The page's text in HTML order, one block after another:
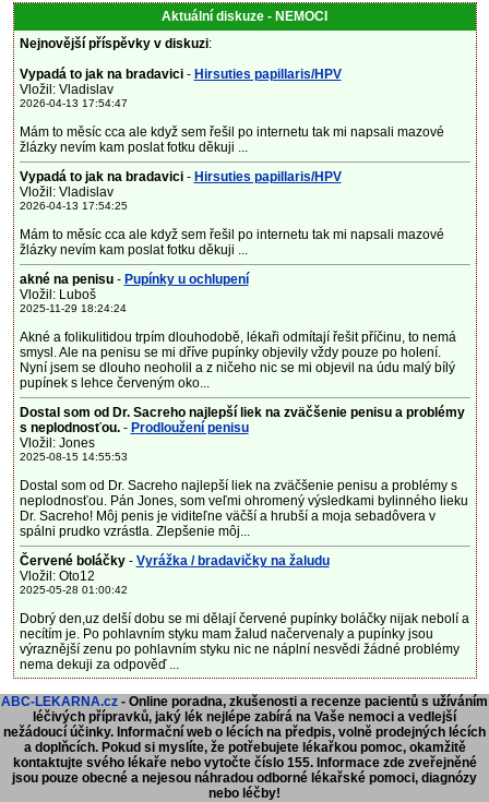
Aktuální diskuze - NEMOCI
Nejnovější příspěvky v diskuzi:
Vypadá to jak na bradavici - Hirsuties papillaris/HPV
Vložil: Vladislav
2026-04-13 17:54:47
Mám to měsíc cca ale když sem řešil po internetu tak mi napsali mazové
žlázky nevím kam poslat fotku děkuji ...
Vypadá to jak na bradavici - Hirsuties papillaris/HPV
Vložil: Vladislav
2026-04-13 17:54:25
Mám to měsíc cca ale když sem řešil po internetu tak mi napsali mazové
žlázky nevím kam poslat fotku děkuji ...
akné na penisu- Pupínky u ochlupení
Vložil: Luboš
2025-11-29 18:24:24
Akné a folikulitidou trpím dlouhodobě, lékaři odmítají řešit příčinu, to nemá
smysl. Ale na penisu se mi dříve pupínky objevily vždy pouze po holení.
Nyní jsem se dlouho neoholil a z ničeho nic se mi objevil na údu malý bílý
pupínek s lehce červeným oko...
Dostal som od Dr. Sacreho najlepší liek na zväčšenie penisu a problémy
s neplodnosťou.- Prodloužení penisu
Vložil: Jones
2025-08-15 14:55:53
Dostal som od Dr. Sacreho najlepší liek na zväčšenie penisu a problémy s
neplodnosťou. Pán Jones, som veľmi ohromený výsledkami bylinného lieku
Dr. Sacreho! Môj penis je viditeľne väčší a hrubší a moja sebadôvera v
spálni prudko vzrástla. Zlepšenie môj...
Červené boláčky - Vyrážka / bradavičky na žaludu
Vložil: Oto12
2025-05-28 01:00:42
Dobrý den,uz delší dobu se mi dělají červené pupínky boláčky nijak nebolí a
necítím je. Po pohlavním styku mam žalud načervenaly a pupínky jsou
výraznější zenu po pohlavním styku nic ne náplní nesvědi žádné problémy
nema dekuji za odpověď ...
ABC-LEKARNA.cz - Online poradna, zkušenosti a recenze pacientů s užíváním
léčivých přípravků, jaký lék nejlépe zabírá na Vaše nemoci a vedlejší
nežádoucí účinky. Informační web o lécích na předpis, volně prodejných lécích
a doplňcích. Pokud si myslíte, že potřebujete lékařkou pomoc, okamžitě
kontaktujte svého lékaře nebo vytočte číslo 155. Informace zde zveřejněné
jsou pouze obecné a nejesou náhradou odborné lékařské pomoci, diagnózy
nebo léčby!